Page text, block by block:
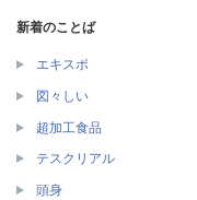
新着のことば
エキスポ
図々しい
超加工食品
テスクリアル
頭身